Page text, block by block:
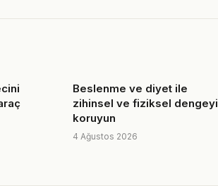
Beslenme ve diyet ile
zihinsel ve fiziksel dengeyi
koruyun
4 Ağustos 2026